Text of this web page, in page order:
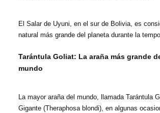
El Salar de Uyuni, en el sur de Bolivia, es
natural más grande del planeta durante la
Tarántula Goliat: La araña más grande
mundo
La mayor araña del mundo, llamada Tarántula
Gigante (Theraphosa blondi), en algunas